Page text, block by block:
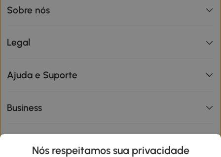
Sobre nós
Legal
Ajuda e Suporte
Business
Nós respeitamos sua privacidade